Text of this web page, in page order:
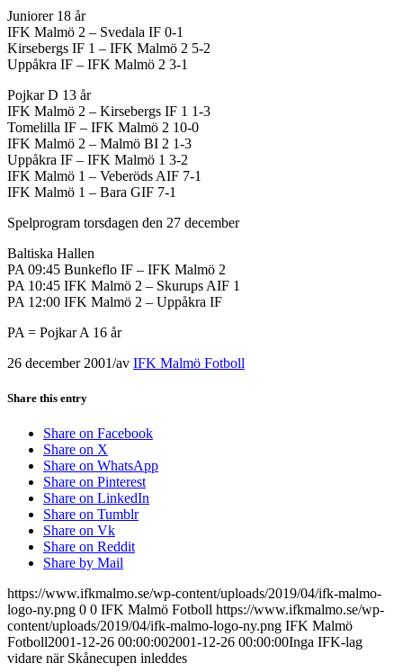
Juniorer 18 år
IFK Malmö 2 – Svedala IF 0-1
Kirsebergs IF 1 – IFK Malmö 2 5-2
Uppåkra IF – IFK Malmö 2 3-1
Pojkar D 13 år
IFK Malmö 2 – Kirsebergs IF 1 1-3
Tomelilla IF – IFK Malmö 2 10-0
IFK Malmö 2 – Malmö BI 2 1-3
Uppåkra IF – IFK Malmö 1 3-2
IFK Malmö 1 – Veberöds AIF 7-1
IFK Malmö 1 – Bara GIF 7-1
Spelprogram torsdagen den 27 december
Baltiska Hallen
PA 09:45 Bunkeflo IF – IFK Malmö 2
PA 10:45 IFK Malmö 2 – Skurups AIF 1
PA 12:00 IFK Malmö 2 – Uppåkra IF
PA = Pojkar A 16 år
26 december 2001/av IFK Malmö Fotboll
Share this entry
Share on Facebook
Share on X
Share on WhatsApp
Share on Pinterest
Share on LinkedIn
Share on Tumblr
Share on Vk
Share on Reddit
Share by Mail
https://www.ifkmalmo.se/wp-content/uploads/2019/04/ifk-malmo-
logo-ny.png 0 0 IFK Malmö Fotboll https://www.ifkmalmo.se/wp-
content/uploads/2019/04/ifk-malmo-logo-ny.png IFK Malmö
Fotboll2001-12-26 00:00:002001-12-26 00:00:00Inga IFK-lag
vidare när Skånecupen inleddes